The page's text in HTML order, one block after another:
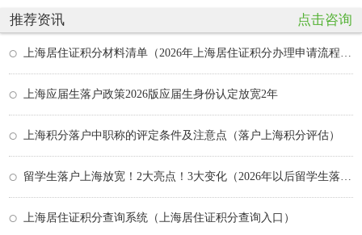
推荐资讯 点击咨询
上海应届生落户政策2026版应届生身份认定放宽2年
上海积分落户中职称的评定条件及注意点（落户上海积分评估）
上海居住证积分查询系统（上海居住证积分查询入口）